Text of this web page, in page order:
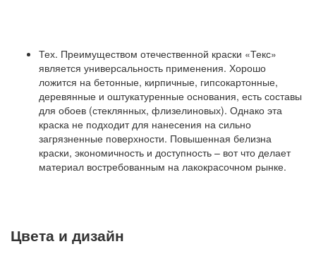
Тех. Преимуществом отечественной краски «Текс»
является универсальность применения. Хорошо
ложится на бетонные, кирпичные, гипсокартонные,
деревянные и оштукатуренные основания, есть составы
для обоев (стеклянных, флизелиновых). Однако эта
краска не подходит для нанесения на сильно
загрязненные поверхности. Повышенная белизна
краски, экономичность и доступность – вот что делает
материал востребованным на лакокрасочном рынке.
Цвета и дизайн